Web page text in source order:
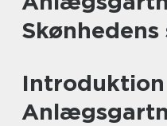
Skønhedens